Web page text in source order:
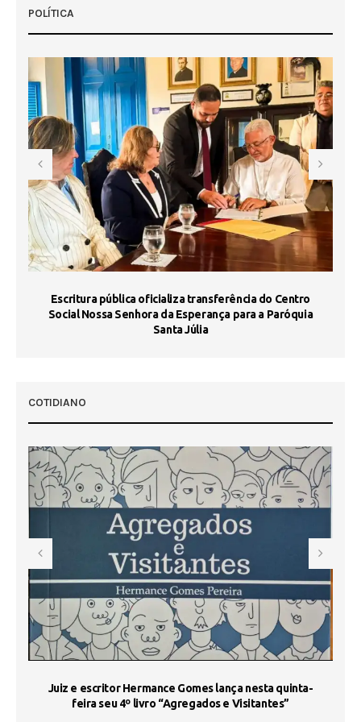
POLÍTICA
Escritura pública oficializa transferência do Centro
Social Nossa Senhora da Esperança para a Paróquia
Santa Júlia
COTIDIANO
Juiz e escritor Hermance Gomes lança nesta quinta-
feira seu 4º livro “Agregados e Visitantes”